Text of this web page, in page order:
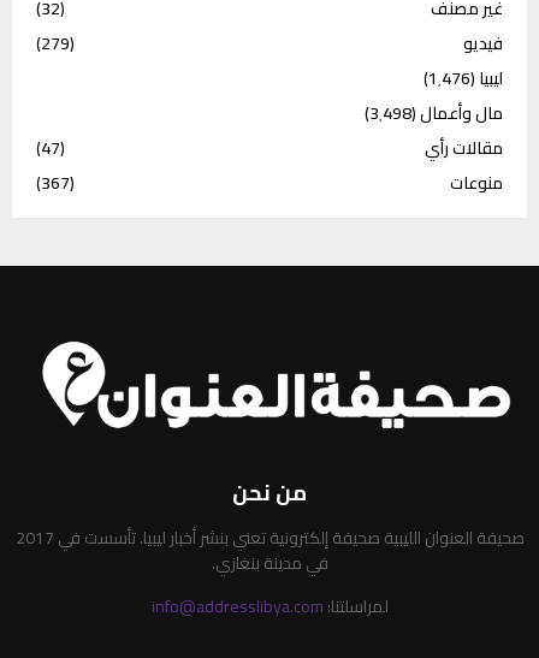
غير مصنف
(32)
فيديو
(279)
ليبيا(1٬476)
مال وأعمال(3٬498)
مقالات رأي
(47)
منوعات
(367)
من نحن
صحيفة العنوان الليبية صحيفة إلكترونية تعني بنشر أخبار ليبيا. تأسست في 2017
في مدينة بنغازي.
لمراسلتنا:info@addresslibya.com